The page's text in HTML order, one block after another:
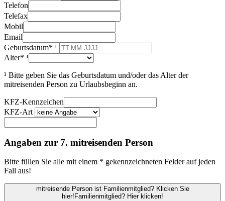
Telefon
Telefax
Mobil
Email
Geburtsdatum* ¹
Alter* ¹
¹ Bitte geben Sie das Geburtsdatum und/oder das Alter der
mitreisenden Person zu Urlaubsbeginn an.
KFZ-Kennzeichen
KFZ-Art
Angaben zur 7. mitreisenden Person
Bitte füllen Sie alle mit einem * gekennzeichneten Felder auf jeden
Fall aus!
mitreisende Person ist Familienmitglied? Klicken Sie
hier! Familienmitglied? Hier klicken!